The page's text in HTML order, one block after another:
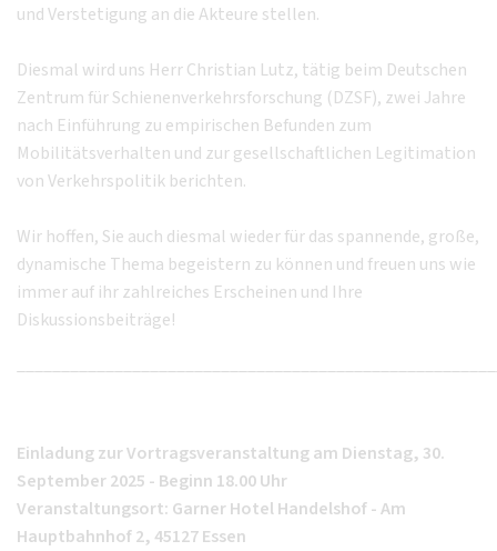
und Verstetigung an die Akteure stellen.
Diesmal wird uns Herr Christian Lutz, tätig beim Deutschen
Zentrum für Schienenverkehrsforschung (DZSF), zwei Jahre
nach Einführung zu empirischen Befunden zum
Mobilitätsverhalten und zur gesellschaftlichen Legitimation
von Verkehrspolitik berichten.
Wir hoffen, Sie auch diesmal wieder für das spannende, große,
dynamische Thema begeistern zu können und freuen uns wie
immer auf ihr zahlreiches Erscheinen und Ihre
Diskussionsbeiträge!
Einladung zur Vortragsveranstaltung am Dienstag, 30.
September 2025 - Beginn 18.00 Uhr
Veranstaltungsort: Garner Hotel Handelshof - Am
Hauptbahnhof 2, 45127 Essen